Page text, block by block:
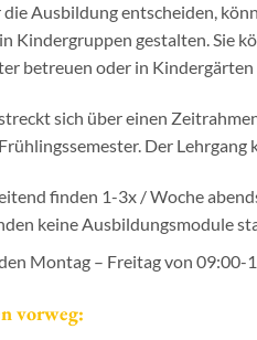
Ausbildung entscheiden,
Kindergruppen gestalten. Sie
betreuen oder in
sich über einen
Der
finden 1-3x / Woche
keine Ausbildungsmodule
Montag – Freitag von 09:00-
vorweg: